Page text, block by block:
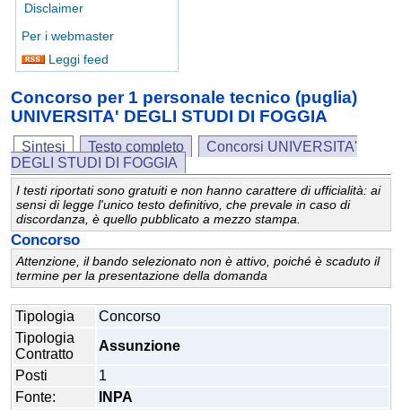
Disclaimer
Per i webmaster
Leggi feed
Concorso per 1 personale tecnico (puglia)
UNIVERSITA' DEGLI STUDI DI FOGGIA
Sintesi Testo completo
Concorsi UNIVERSITA'
DEGLI STUDI DI FOGGIA
I testi riportati sono gratuiti e non hanno carattere di ufficialità: ai
sensi di legge l'unico testo definitivo, che prevale in caso di
discordanza, è quello pubblicato a mezzo stampa.
Concorso
Attenzione, il bando selezionato non è attivo, poiché è scaduto il
termine per la presentazione della domanda
Tipologia
Concorso
Tipologia
Contratto
Assunzione
Posti
1
Fonte:
INPA